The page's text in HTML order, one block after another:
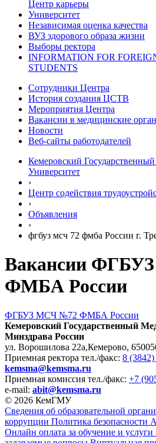
Центр карьеры
Университет
Независимая оценка качества
ВУЗ здорового образа жизни
Выборы ректора
INFORMATION FOR
STUDENTS
Сотрудники Центра
История создания ЦСТВ
Мероприятия Центра
Вакансии в медицинские
Новости
Веб-сайты работодателей
Кемеровский
Университет
›
Центр содействия
›
Объявления
›
фгбуз мсч 72 фмба России г.
Вакансии
ФМБА России
ФГБУЗ МСЧ №72 ФМБА России
Кемеровский Государственный
Минздрава России
ул. Ворошилова 22а,Кемерово,
Приемная ректора тел./факс: 8 (3842)
kemsma@kemsma.ru
Приемная комиссия тел./факс: +7
e-mail: abit@kemsma.ru
© 2026 КемГМУ
Сведения об образовательной
коррупции Политика безопасности
Онлайн оплата за обучение и